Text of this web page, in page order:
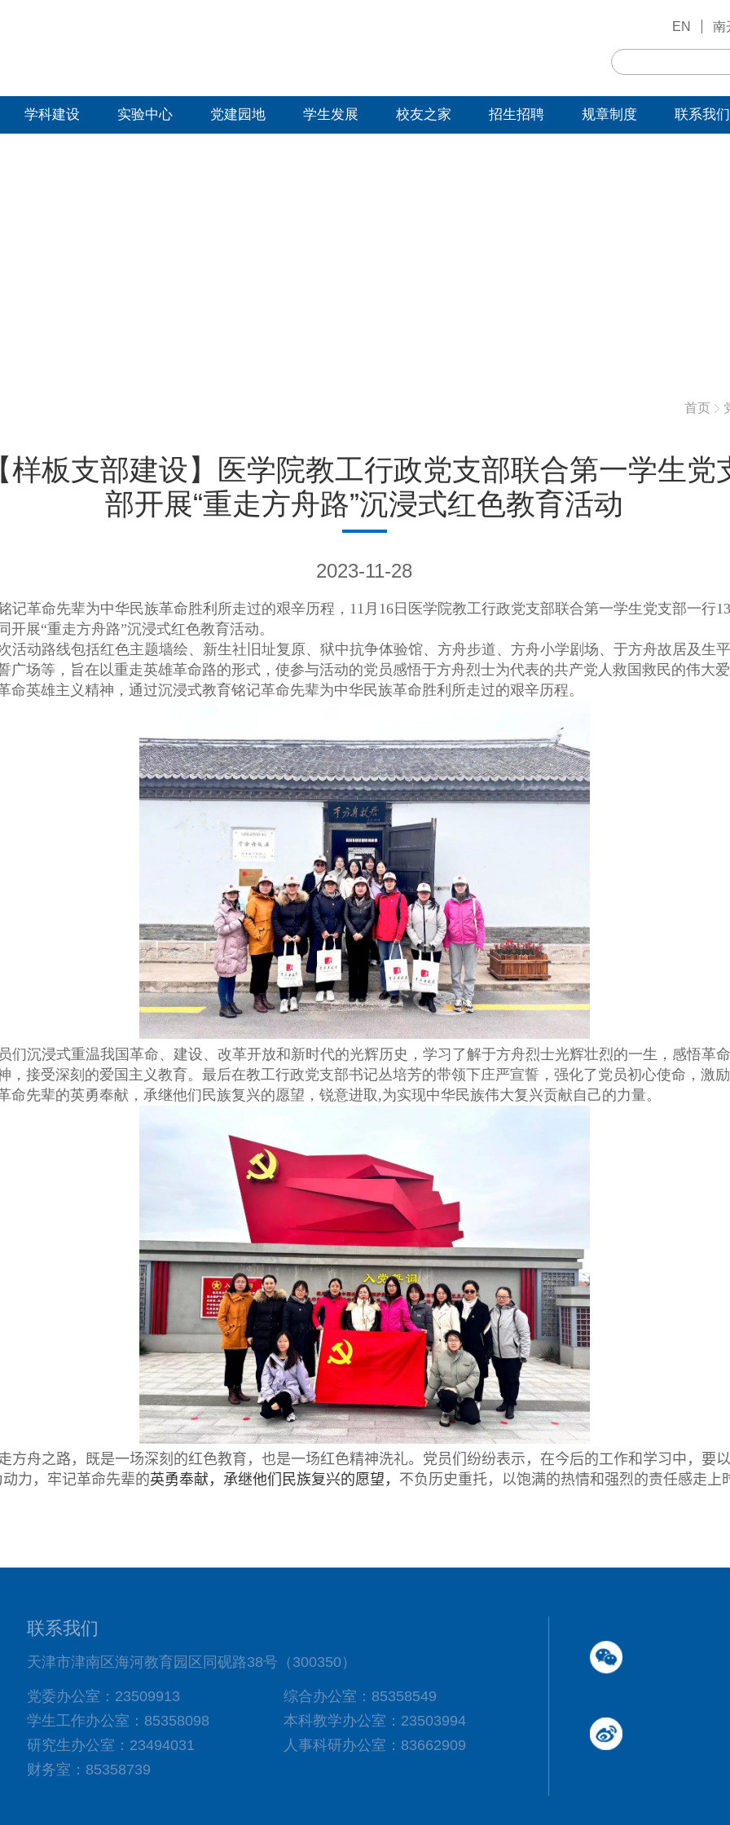
EN 南
学科建设 实验中心 党建园地 学生发展 校友之家 招生招聘 规章制度 联系我们
首页
【样板支部建设】医学院教工行政党支部联合第一学生党
部开展“重走方舟路”沉浸式红色教育活动
2023-11-28
记革命先辈为中华民族革命胜利所走过的艰辛历程， 11 月 16 日医学院教工行政党支部联合第一学生党支部一行
开展“重走方舟路”沉浸式红色教育活动。
活动路线包括红色主题墙绘、新生社旧址复原、狱中抗争体验馆、方舟步道、方舟小学剧场、于方舟故居及生
广场等，旨在以重走英雄革命路的形式，使参与活动的党员感悟于方舟烈士为代表的共产党人救国救民的伟大
命英雄主义精神，通过沉浸式教育铭记革命先辈为中华民族革命胜利所走过的艰辛历程。
们沉浸式重温我国革命、建设、改革开放和新时代的光辉历史，学习了解于方舟烈士光辉壮烈的一生，感悟革
，接受深刻的爱国主义教育。最后在教工行政党支部书记丛培芳的带领下庄严宣誓，强化了党员初心使命，激
命先辈的英勇奉献，承继他们民族复兴的愿望，锐意进取,为实现中华民族伟大复兴贡献自己的力量。
方舟之路，既是一场深刻的红色教育，也是一场红色精神洗礼。党员们纷纷表示，在今后的工作和学习中，要
动力，牢记革命先辈的英勇奉献，承继他们民族复兴的愿望， 不负历史重托，以饱满的热情和强烈的责任感走上
联系我们
天津市津南区海河教育园区同砚路38号（300350）
党委办公室：23509913
综合办公室：85358549
学生工作办公室：85358098
本科教学办公室：23503994
研究生办公室：23494031
人事科研办公室：83662909
财务室：85358739